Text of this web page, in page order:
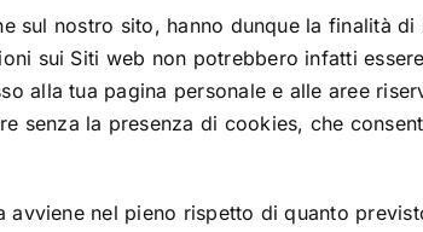
sul nostro sito, hanno dunque la finalità
sui Siti web non potrebbero infatti
alla tua pagina personale e alle aree
senza la presenza di cookies, che
nel pieno rispetto di quanto